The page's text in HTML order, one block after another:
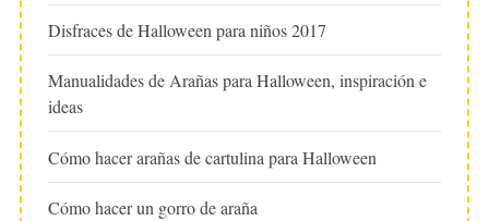
Disfraces de Halloween para niños 2017
Manualidades de Arañas para Halloween, inspiración e
ideas
Cómo hacer arañas de cartulina para Halloween
Cómo hacer un gorro de araña